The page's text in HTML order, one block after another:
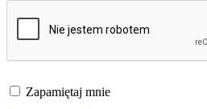
Zapamiętaj mnie